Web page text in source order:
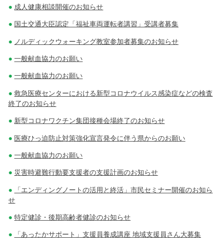
成人健康相談開催のお知らせ
国土交通大臣認定「福祉車両運転者講習」受講者募集
ノルディックウォーキング教室参加者募集のお知らせ
一般献血協力のお願い
一般献血協力のお願い
救急医療センターにおける新型コロナウイルス感染症などの検査
終了のお知らせ
新型コロナワクチン集団接種会場終了のお知らせ
医療ひっ迫防止対策強化宣言発令に伴う県からのお願い
一般献血協力のお願い
災害時避難行動要支援者の支援計画のお知らせ
「エンディングノートの活用と終活」市民セミナー開催のお知ら
せ
特定健診・後期高齢者健診のお知らせ
「あったかサポート」支援員養成講座 地域支援員さん大募集